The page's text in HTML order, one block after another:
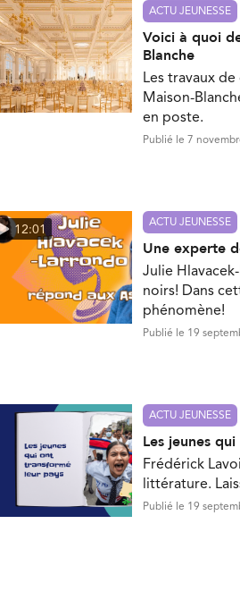
ACTU JEUNESSE
Voici à quoi
Blanche
Les travaux
Maison-
en poste.
Publié le 7
12:01
ACTU JEUNESSE
Une experte
Julie
noirs! Dans
phénomène!
Publié le 19
ACTU JEUNESSE
Les jeunes
Frédérick
littérature.
Publié le 19